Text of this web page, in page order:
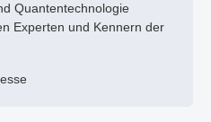
Quantentechnologie
Experten und Kennern der